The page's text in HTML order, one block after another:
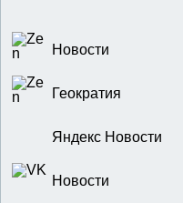
Новости
Геократия
Яндекс Новости
Новости